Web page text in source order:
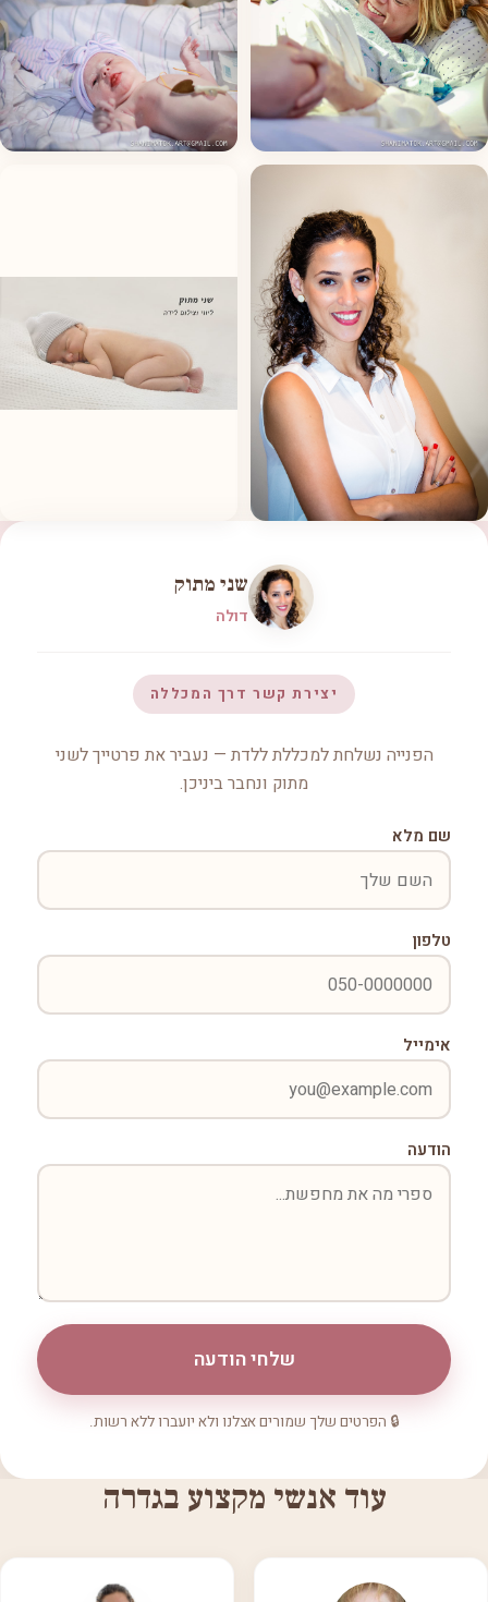
שני מתוק
דולה
יצירת קשר דרך המכללה
הפנייה נשלחת למכללת ללדת — נעביר את פרטייך לשני
מתוק ונחבר ביניכן.
שם מלא
טלפון
אימייל
הודעה
שלחי הודעה
🔒 הפרטים שלך שמורים אצלנו ולא יועברו ללא רשות.
עוד אנשי מקצוע בגדרה